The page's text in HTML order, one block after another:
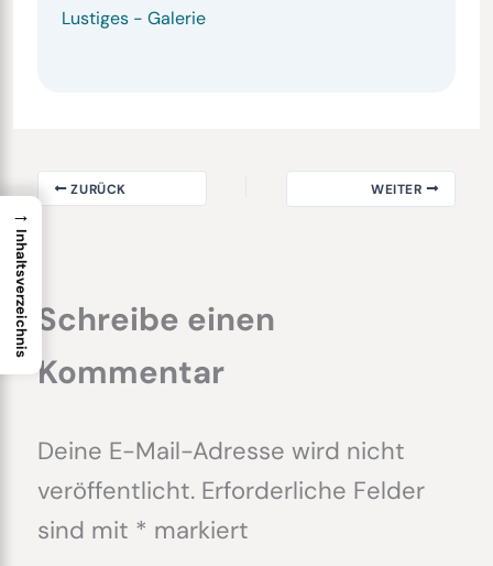
Lustiges- Galerie
ZURÜCK WEITER
Schreibe einen
Kommentar
Deine E-Mail-Adresse wird nicht
veröffentlicht. Erforderliche Felder
sind mit * markiert
→
Inhaltsverzeichnis